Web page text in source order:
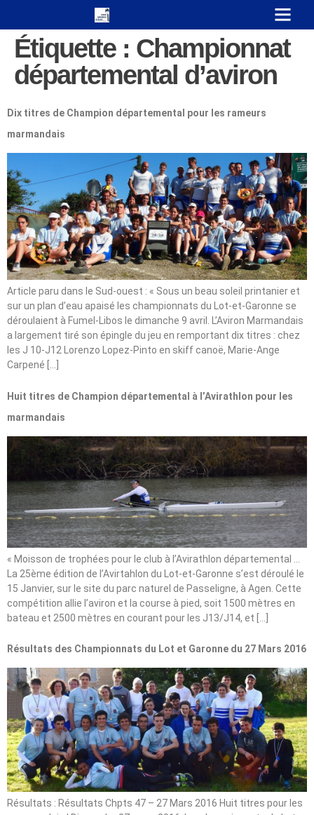
Étiquette : Championnat
départemental d’aviron
Dix titres de Champion départemental pour les rameurs
marmandais
Article paru dans le Sud-ouest : « Sous un beau soleil printanier et
sur un plan d’eau apaisé les championnats du Lot-et-Garonne se
déroulaient à Fumel-Libos le dimanche 9 avril. L’Aviron Marmandais
a largement tiré son épingle du jeu en remportant dix titres : chez
les J 10-J12 Lorenzo Lopez-Pinto en skiff canoë, Marie-Ange
Carpené […]
Huit titres de Champion départemental à l’Avirathlon pour les
marmandais
« Moisson de trophées pour le club à l’Avirathlon départemental …
La 25ème édition de l’Avirtahlon du Lot-et-Garonne s’est déroulé le
15 Janvier, sur le site du parc naturel de Passeligne, à Agen. Cette
compétition allie l’aviron et la course à pied, soit 1500 mètres en
bateau et 2500 mètres en courant pour les J13/J14, et […]
Résultats des Championnats du Lot et Garonne du 27 Mars 2016
Résultats : Résultats Chpts 47 – 27 Mars 2016 Huit titres pour les